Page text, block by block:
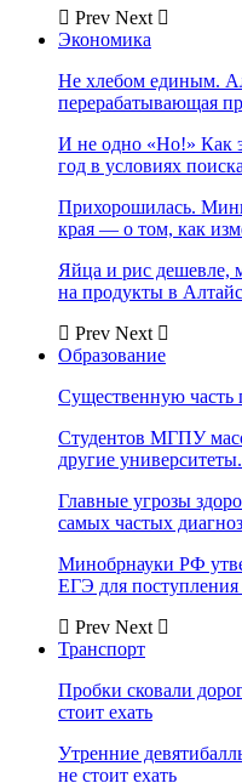
Prev Next
Экономика
Не хлебом единым.
перерабатывающая
И не одно «Но!» Как
год в условиях
Прихорошилась.
края — о том, как
Яйца и рис дешевле,
на продукты в
Prev Next
Образование
Существенную часть
Студентов МГПУ
другие
Главные угрозы
самых частых
Минобрнауки РФ
ЕГЭ для
Prev Next
Транспорт
Пробки сковали
стоит ехать
Утренние
не стоит ехать